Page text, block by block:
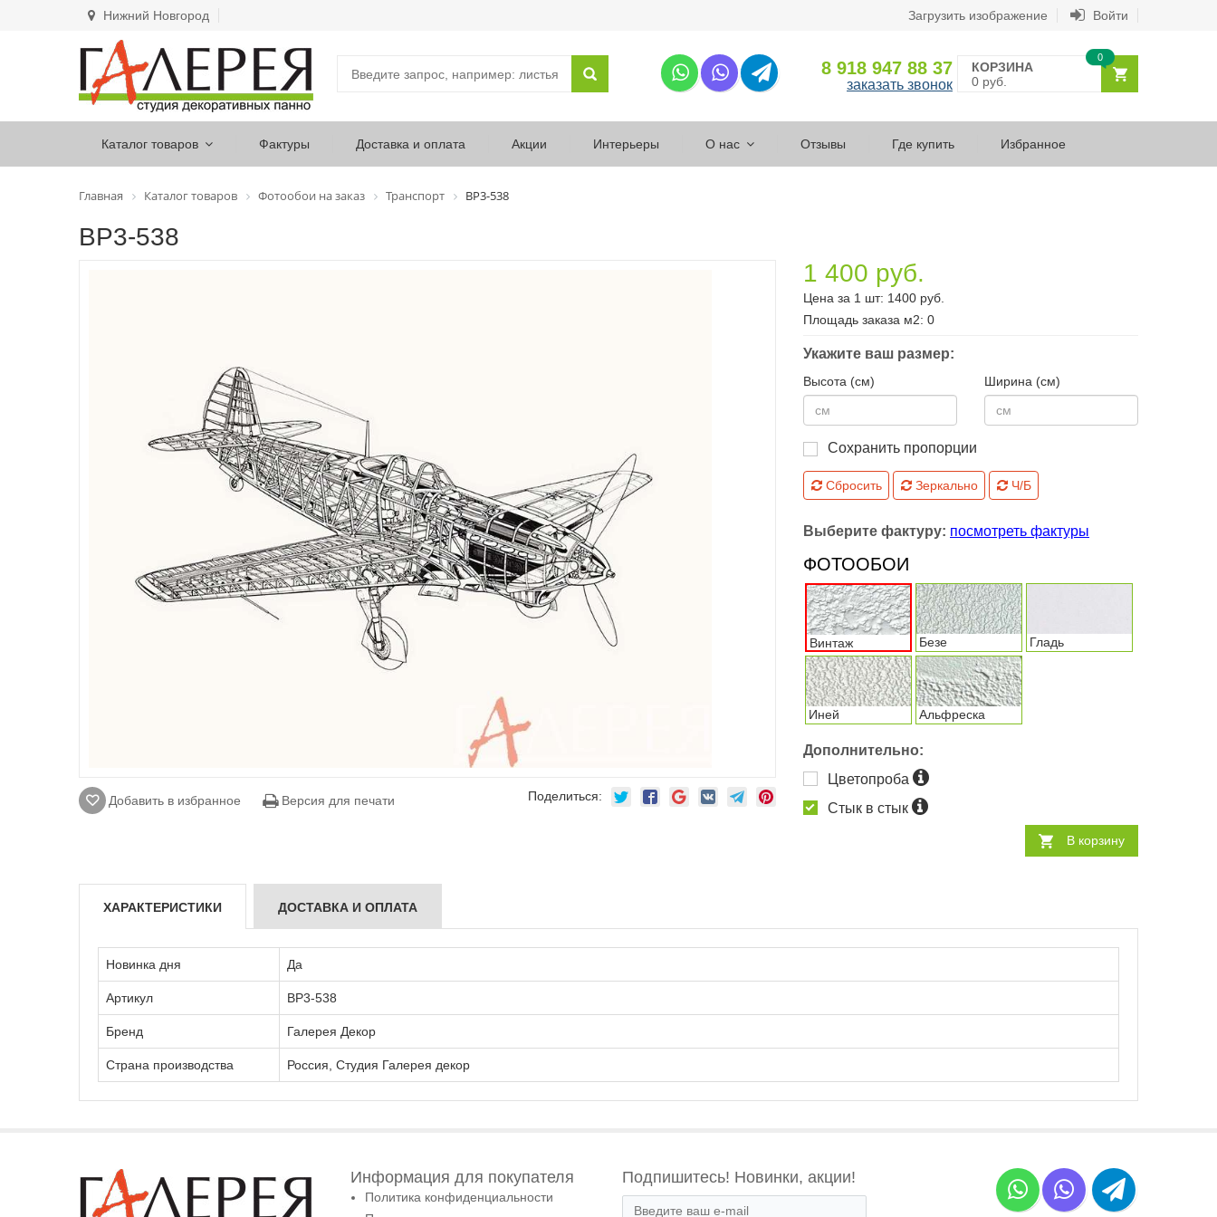
Нижний Новгород Загрузить изображение Войти
8 918 947 88 37
заказать звонок
КОРЗИНА
0 руб.
0
Каталог товаров Фактуры Доставка и оплата Акции Интерьеры О нас Отзывы Где купить Избранное
Главная Каталог товаров Фотообои на заказ Транспорт ВР3-538
ВР3-538
Добавить в избранное Версия для печати Поделиться:
1 400 руб.
Цена за 1 шт: 1400 руб.
Площадь заказа м2: 0
Укажите ваш размер:
Высота (см) Ширина (см)
Сохранить пропорции
Сбросить Зеркально Ч/Б
Выберите фактуру: посмотреть фактуры
ФОТООБОИ
Винтаж Безе Гладь
Иней Альфреска
Дополнительно:
Цветопроба
Стык в стык
В корзину
ХАРАКТЕРИСТИКИ ДОСТАВКА И ОПЛАТА
Новинка дня Да
Артикул ВР3-538
Бренд Галерея Декор
Страна производства Россия, Студия Галерея декор
Информация для покупателя
Политика конфиденциальности
Подпишитесь! Новинки, акции!